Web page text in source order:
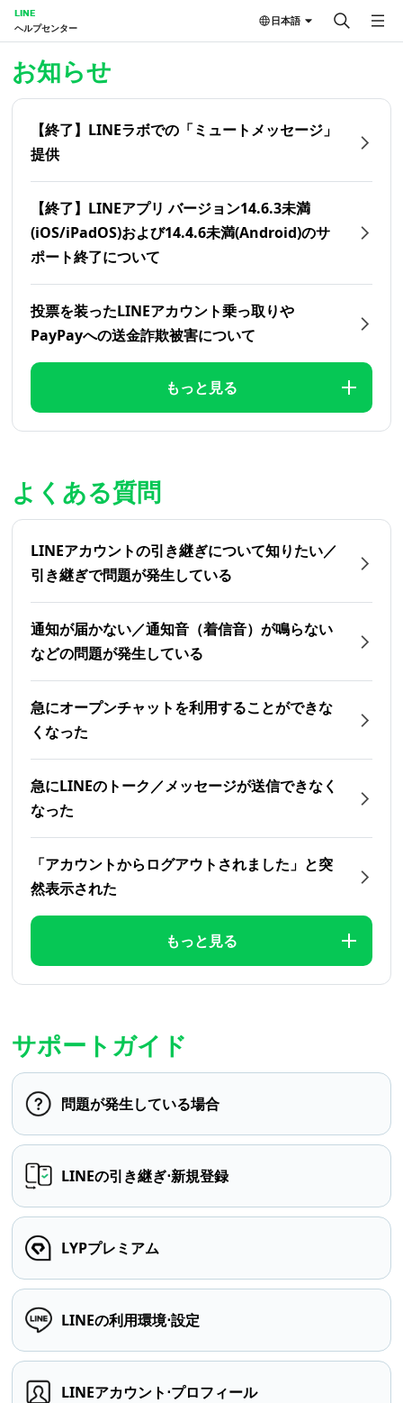
LINE
ヘルプセンター
日本語
お知らせ
【終了】LINEラボでの「ミュートメッセージ」
提供
【終了】LINEアプリ バージョン14.6.3未満
(iOS/iPadOS)および14.4.6未満(Android)のサ
ポート終了について
投票を装ったLINEアカウント乗っ取りや
PayPayへの送金詐欺被害について
もっと見る
よくある質問
LINEアカウントの引き継ぎについて知りたい／
引き継ぎで問題が発生している
通知が届かない／通知音（着信音）が鳴らない
などの問題が発生している
急にオープンチャットを利用することができな
くなった
急にLINEのトーク／メッセージが送信できなく
なった
「アカウントからログアウトされました」と突
然表示された
もっと見る
サポートガイド
問題が発生している場合
LINEの引き継ぎ⋅新規登録
LYPプレミアム
LINEの利用環境⋅設定
LINEアカウント⋅プロフィール